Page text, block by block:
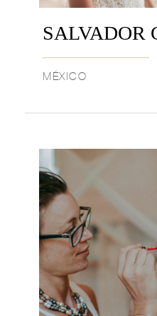
SALVADOR
MÉXICO